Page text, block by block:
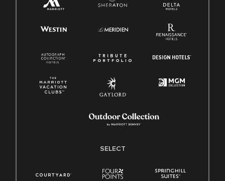
SELECT